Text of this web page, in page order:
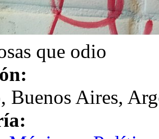
que odio
Buenos Aires,